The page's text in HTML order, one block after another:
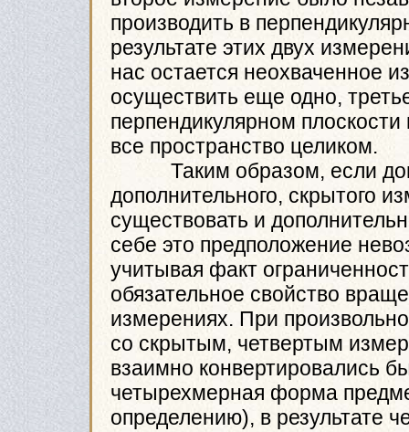
производить в
результате этих двух
нас остается неохваченное
осуществить еще одно,
перпендикулярном
все пространство целиком.
Таким образом, если
дополнительного, скрытого
существовать и
себе это предположение
учитывая факт
обязательное свойство
измерениях. При
со скрытым, четвертым
взаимно конвертировались
четырехмерная форма
определению), в результате